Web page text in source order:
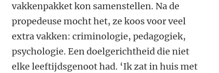
vakkenpakket kon samenstellen. Na de
propedeuse mocht het, ze koos voor veel
extra vakken: criminologie, pedagogiek,
psychologie. Een doelgerichtheid die niet
elke leeftijdsgenoot had. ‘Ik zat in huis met